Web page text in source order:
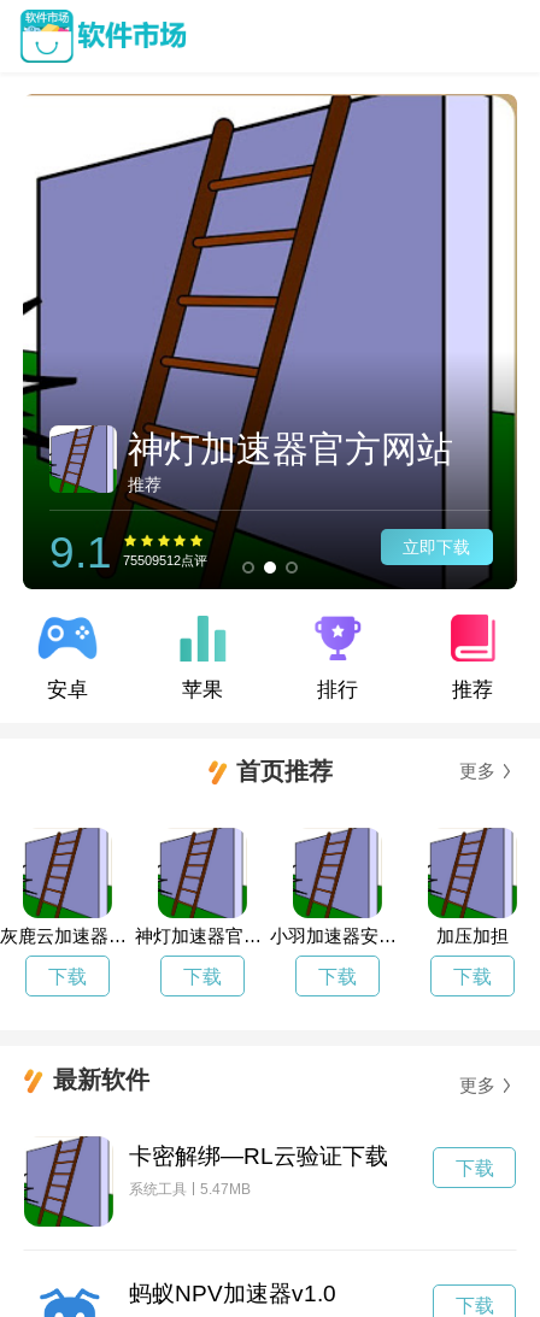
神灯加速器官方网站
推荐
9.1 75509512点评
立即下载
安卓 苹果 排行 推荐
首页推荐 更多
灰鹿云加速器怎么下载
下载
神灯加速器官方网站
下载
小羽加速器安卓版下载鸟的标志
下载
加压加担
下载
最新软件 更多
卡密解绑—RL云验证下载
系统工具 5.47MB
下载
蚂蚁NPV加速器v1.0 下载